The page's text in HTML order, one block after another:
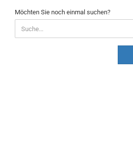
MÖCHTEN
SIE
NOCH
EINMAL
Möchten Sie noch einmal suchen?